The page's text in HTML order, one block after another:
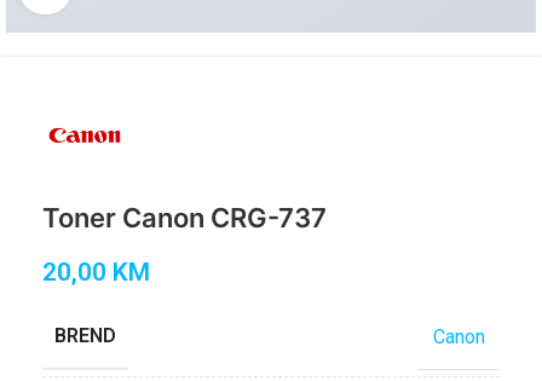
Toner Canon CRG-737
20,00 KM
BREND Canon